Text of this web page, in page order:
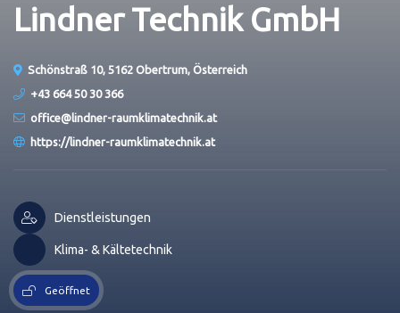
Lindner Technik GmbH
Schönstraß 10, 5162 Obertrum, Österreich
+43 664 50 30 366
office@lindner-raumklimatechnik.at
https://lindner-raumklimatechnik.at
Dienstleistungen
Klima- & Kältetechnik
Geöffnet